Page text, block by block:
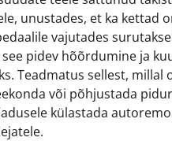
unustades, et ka kettad
vajutades
pidev hõõrdumine ja
Teadmatus sellest,
või põhjustada
külastada